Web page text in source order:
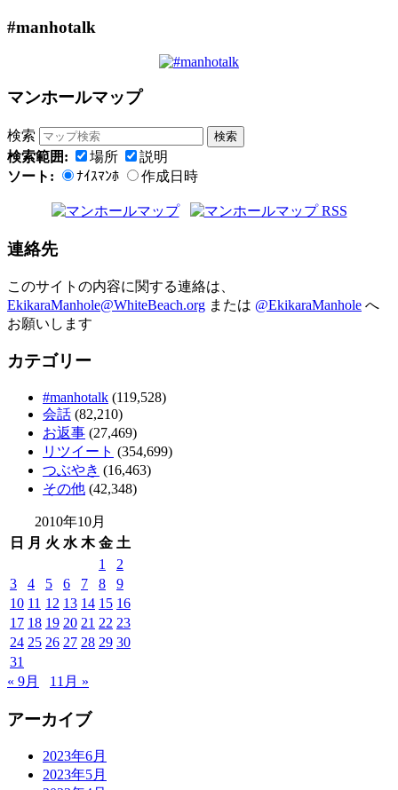
#manhotalk
マンホールマップ
検索
検索範囲:
場所
説明
ソート:
ﾅｲｽﾏﾝﾎ 作成日時
連絡先
このサイトの内容に関する連絡は、
EkikaraManhole@WhiteBeach.org または @EkikaraManhole へ
お願いします
カテゴリー
#manhotalk (119,528)
会話 (82,210)
お返事 (27,469)
リツイート (354,699)
つぶやき (16,463)
その他 (42,348)
2010年10月
日
月 火 水 木 金 土
1
2
3
4 5 6 7 8
9
10 11 12 13 14 15 16
17 18 19 20 21 22 23
24 25 26 27 28 29 30
31
« 9月
11月 »
アーカイブ
2023年6月
2023年5月